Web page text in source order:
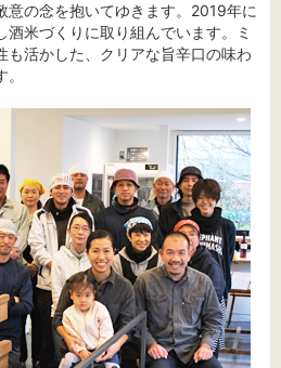
意の念を抱いてゆきます。2019年に
米づくりに取り組んでいます。ミ
も活かした、クリアな旨辛口の味わ